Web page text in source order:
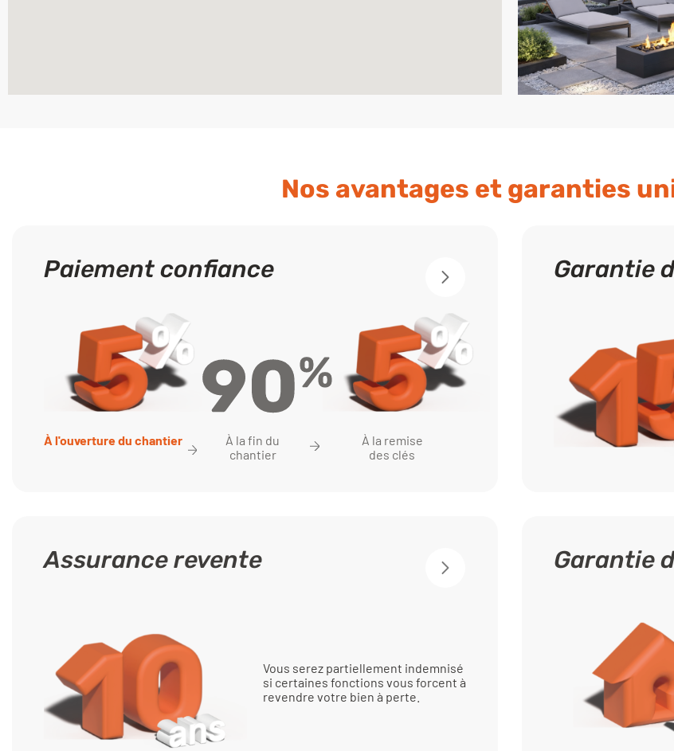
Nos avantages et garanties
Paiement confiance
À l'ouverture du chantier
À la fin du
chantier
À la remise
des clés
Garantie
Assurance revente
Vous serez partiellement indemnisé
si certaines fonctions vous forcent à
revendre votre bien à perte.
Garantie